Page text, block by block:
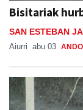
Bisitariak
SAN ESTEBAN
Aiurri abu 03